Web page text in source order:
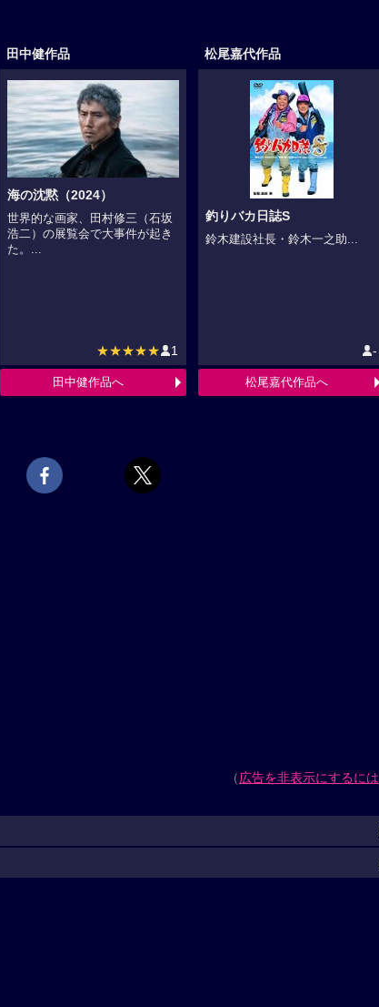
田中健作品
海の沈黙（2024）
世界的な画家、田村修三（石坂
浩二）の展覧会で大事件が起き
た。...
★★★★★ 1
田中健作品へ
松尾嘉代作品
釣りバカ日誌S
鈴木建設社長・鈴木一之助...
-
松尾嘉代作品へ
（広告を非表示にするには